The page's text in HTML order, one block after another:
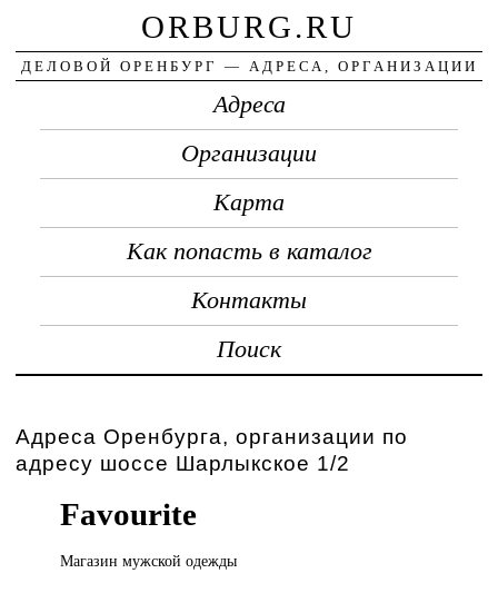
ORBURG.RU
ДЕЛОВОЙ ОРЕНБУРГ — АДРЕСА, ОРГАНИЗАЦИИ
Адреса
Организации
Карта
Как попасть в каталог
Контакты
Поиск
Адреса Оренбурга, организации по
адресу шоссе Шарлыкское 1/2
Favourite
Магазин мужскойодежды